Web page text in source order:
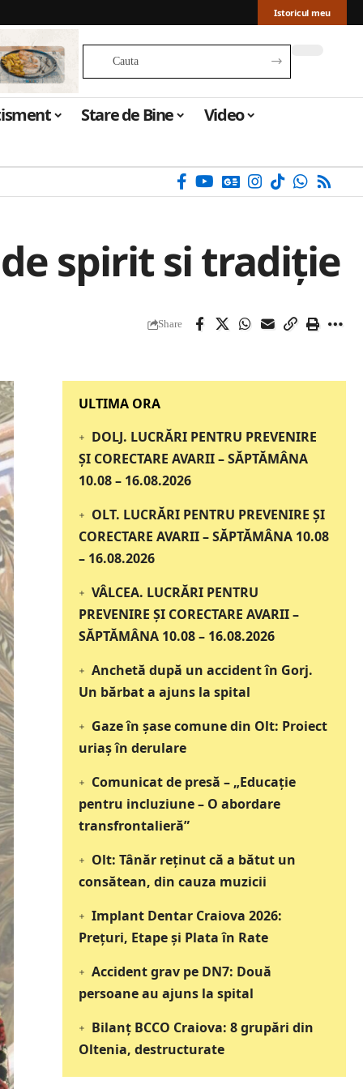
Istoricul meu
Stare de Bine Video
spirit si tradiție
Share
‎‎‎‎‎‎‎ULTIMA ORA
DOLJ. LUCRĂRI PENTRU PREVENIRE
ȘI CORECTARE AVARII – SĂPTĂMÂNA
10.08 – 16.08.2026
OLT. LUCRĂRI PENTRU PREVENIRE ȘI
CORECTARE AVARII – SĂPTĂMÂNA 10.08
– 16.08.2026
VÂLCEA. LUCRĂRI PENTRU
PREVENIRE ȘI CORECTARE AVARII –
SĂPTĂMÂNA 10.08 – 16.08.2026
Anchetă după un accident în Gorj.
Un bărbat a ajuns la spital
Gaze în șase comune din Olt: Proiect
uriaș în derulare
Comunicat de presă – „Educație
pentru incluziune – O abordare
transfrontalieră”
Olt: Tânăr reţinut că a bătut un
consătean, din cauza muzicii
Implant Dentar Craiova 2026:
Preţuri, Etape şi Plata în Rate
Accident grav pe DN7: Două
persoane au ajuns la spital
Bilanț BCCO Craiova: 8 grupări din
Oltenia, destructurate